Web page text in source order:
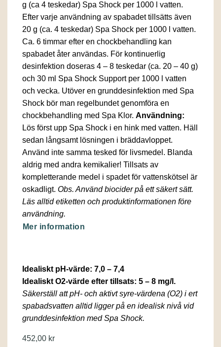
g (ca 4 teskedar) Spa Shock per 1000 l vatten.
Efter varje användning av spabadet tillsätts även
20 g (ca. 4 teskedar) Spa Shock per 1000 l vatten.
Ca. 6 timmar efter en chockbehandling kan
spabadet åter användas. För kontinuerlig
desinfektion doseras 4 – 8 teskedar (ca. 20 – 40 g)
och 30 ml Spa Shock Support per 1000 l vatten
och vecka. Utöver en grunddesinfektion med Spa
Shock bör man regelbundet genomföra en
chockbehandling med Spa Klor. Användning:
Lös först upp Spa Shock i en hink med vatten. Häll
sedan långsamt lösningen i bräddavloppet.
Använd inte samma tesked för livsmedel. Blanda
aldrig med andra kemikalier! Tillsats av
kompletterande medel i spadet för vattenskötsel är
oskadligt. Obs. Använd biocider på ett säkert sätt.
Läs alltid etiketten och produktinformationen före
användning.
Mer information
Idealiskt pH-värde: 7,0 – 7,4
Idealiskt O2-värde efter tillsats: 5 – 8 mg/l.
Säkerställ att pH- och aktivt syre-värdena (O2) i ert
spabadsvatten alltid ligger på en idealisk nivå vid
grunddesinfektion med Spa Shock.
452,00 kr